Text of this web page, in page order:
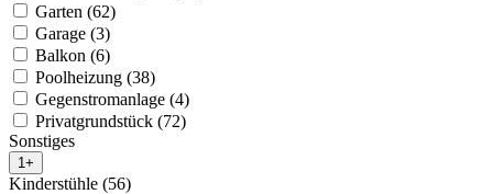
Garten (62)
Garage (3)
Balkon (6)
Poolheizung (38)
Gegenstromanlage (4)
Privatgrundstück (72)
Sonstiges
1+
Kinderstühle (56)